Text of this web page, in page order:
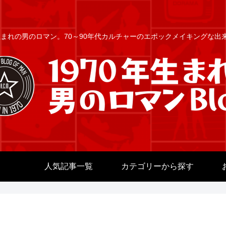
れの男のロマン。70～90年代カルチャーのエポックメイキングな出
人気記事一覧 カテゴリーから探す